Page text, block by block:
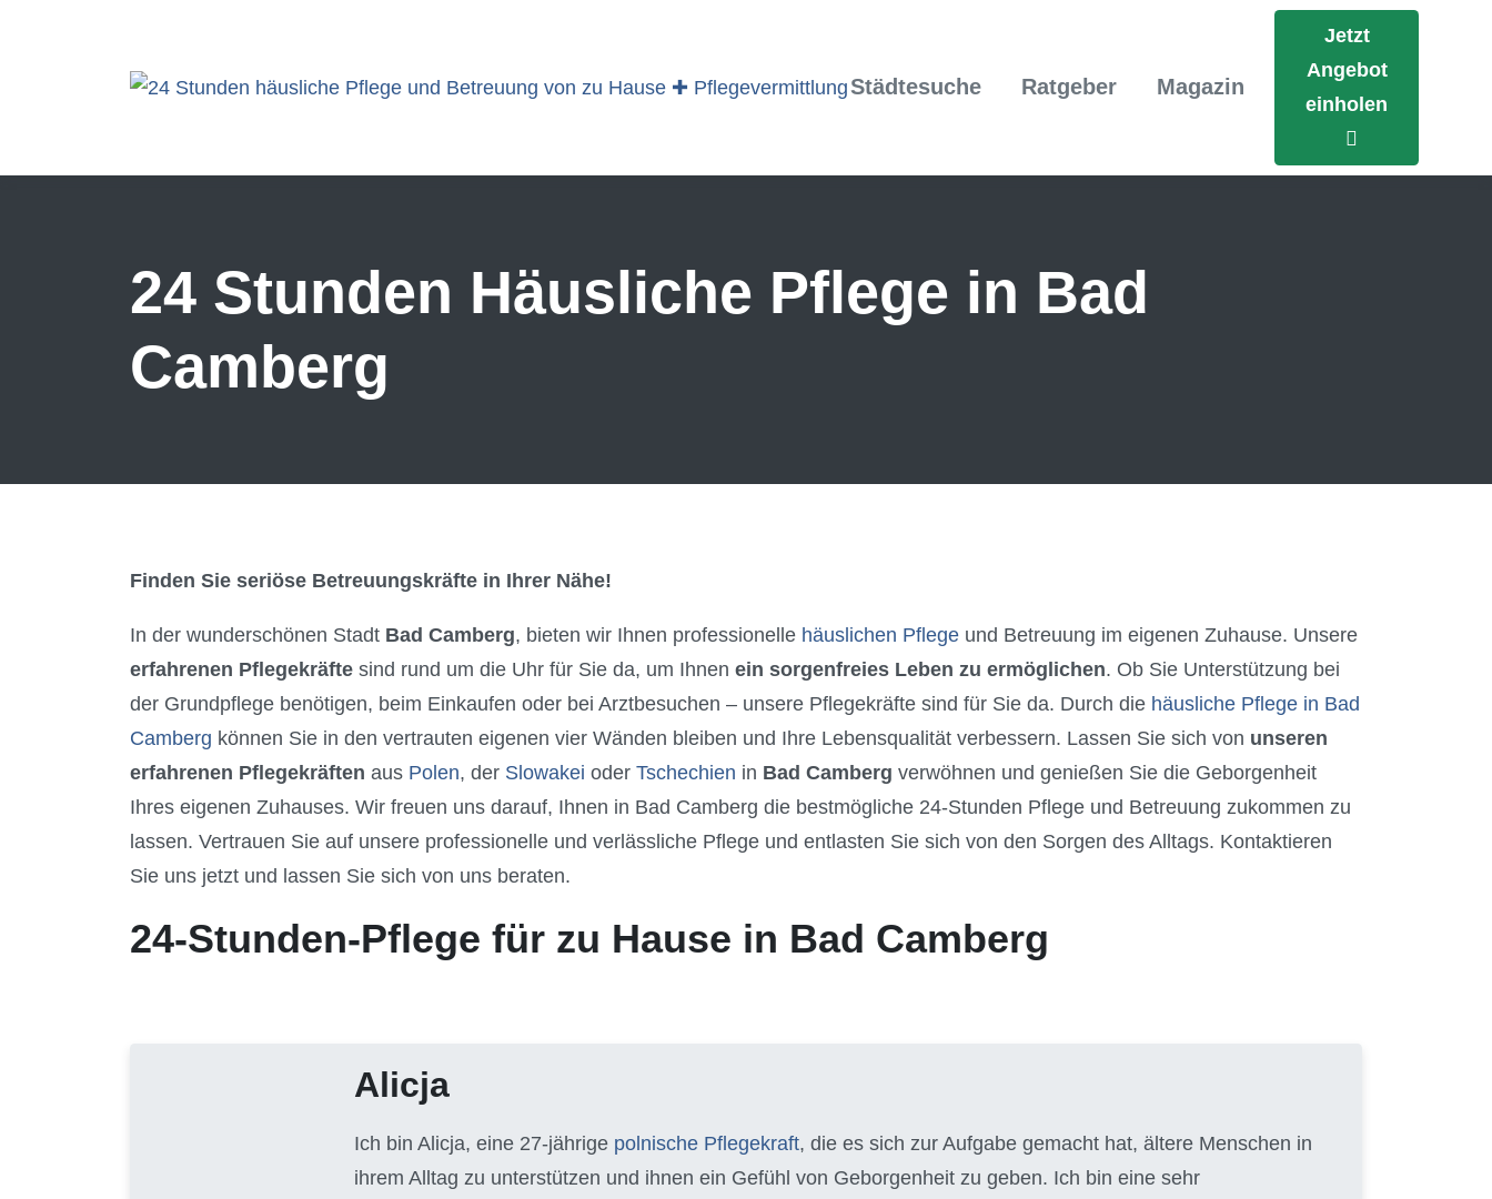
Städtesuche Ratgeber Magazin
Jetzt
Angebot
einholen
24 Stunden Häusliche Pflege in Bad
Camberg
Finden Sie seriöse Betreuungskräfte in Ihrer Nähe!
In der wunderschönen Stadt Bad Camberg, bieten wir Ihnen professionelle häuslichen Pflege und Betreuung im eigenen Zuhause. Unsere
erfahrenen Pflegekräfte sind rund um die Uhr für Sie da, um Ihnen ein sorgenfreies Leben zu ermöglichen. Ob Sie Unterstützung bei
der Grundpflege benötigen, beim Einkaufen oder bei Arztbesuchen – unsere Pflegekräfte sind für Sie da. Durch die häusliche Pflege in Bad
Camberg können Sie in den vertrauten eigenen vier Wänden bleiben und Ihre Lebensqualität verbessern. Lassen Sie sich von unseren
erfahrenen Pflegekräften aus Polen, der Slowakei oder Tschechien in Bad Camberg verwöhnen und genießen Sie die Geborgenheit
Ihres eigenen Zuhauses. Wir freuen uns darauf, Ihnen in Bad Camberg die bestmögliche 24-Stunden Pflege und Betreuung zukommen zu
lassen. Vertrauen Sie auf unsere professionelle und verlässliche Pflege und entlasten Sie sich von den Sorgen des Alltags. Kontaktieren
Sie uns jetzt und lassen Sie sich von uns beraten.
24-Stunden-Pflege für zu Hause in Bad Camberg
Alicja
Ich bin Alicja, eine 27-jährige polnische Pflegekraft, die es sich zur Aufgabe gemacht hat, ältere Menschen in
ihrem Alltag zu unterstützen und ihnen ein Gefühl von Geborgenheit zu geben. Ich bin eine sehr